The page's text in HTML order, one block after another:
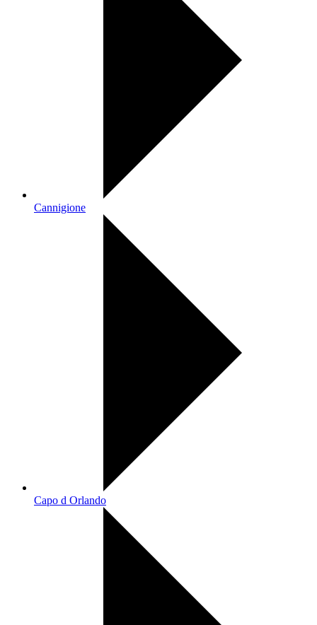
Cannigione
Capo d Orlando